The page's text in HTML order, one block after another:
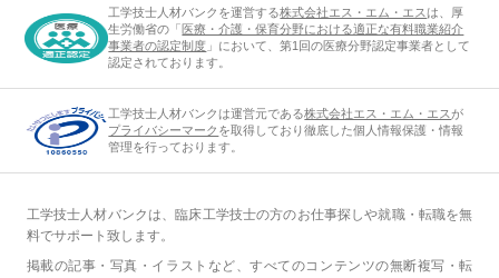
工学技士人材バンクを運営する株式会社エス・エム・エスは、厚
生労働省の「 医療・介護・保育分野における適正な有料職業紹介
事業者の認定制度 」において、第1回の医療分野認定事業者として
認定されております。
工学技士人材バンクは運営元である株式会社エス・エム・エスが
プライバシーマーク を取得しており徹底した個人情報保護・情報
管理を行っております。
工学技士人材バンクは、臨床工学技士の方のお仕事探しや就職・転職を無
料でサポート致します。
掲載の記事・写真・イラストなど、すべてのコンテンツの無断複写・転